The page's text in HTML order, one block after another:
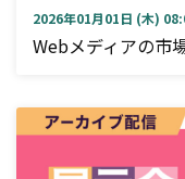
2026年01月01日 (木)
Webメディアの市